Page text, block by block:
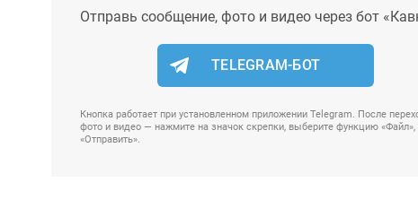
Отправь сообщение, фото и видео через бот
TELEGRAM-БОТ
Кнопка работает при установленном приложении Telegram. После
фото и видео — нажмите на значок скрепки, выберите функцию
«Отправить».